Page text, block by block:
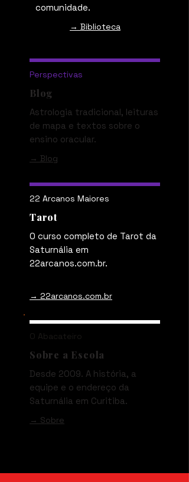
comunidade.
→ Biblioteca
Perspectivas
Blog
Astrologia tradicional, leituras
de mapa e textos sobre o
ensino oracular.
→ Blog
22 Arcanos Maiores
Tarot
O curso completo de Tarot da
Saturnália em
22arcanos.com.br.
→ 22arcanos.com.br
O Abacateiro
Sobre a Escola
Desde 2009. A história, a
equipe e o endereço da
Saturnália em Curitiba.
→ Sobre